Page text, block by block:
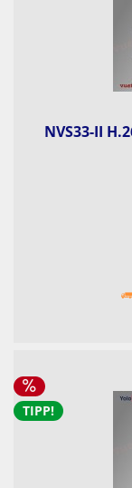
NVS33-II
TIPP!